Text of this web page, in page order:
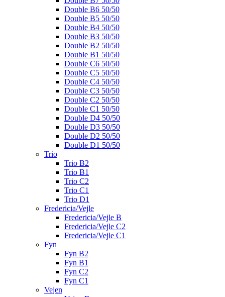
Double B6 50/50
Double B5 50/50
Double B4 50/50
Double B3 50/50
Double B2 50/50
Double B1 50/50
Double C6 50/50
Double C5 50/50
Double C4 50/50
Double C3 50/50
Double C2 50/50
Double C1 50/50
Double D4 50/50
Double D3 50/50
Double D2 50/50
Double D1 50/50
Trio
Trio B2
Trio B1
Trio C2
Trio C1
Trio D1
Fredericia/Vejle
Fredericia/Vejle B
Fredericia/Vejle C2
Fredericia/Vejle C1
Fyn
Fyn B2
Fyn B1
Fyn C2
Fyn C1
Vejen